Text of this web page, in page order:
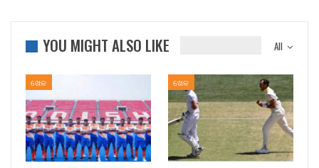
All
YOU MIGHT ALSO LIKE
ଖେଳ ଖେଳ